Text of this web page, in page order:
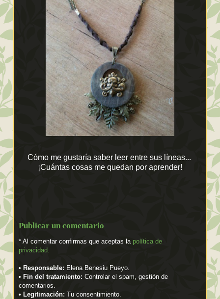
Cómo me gustaría saber leer entre sus líneas...
¡Cuántas cosas me quedan por aprender!
Publicar un comentario
* Al comentar confirmas que aceptas la política de
privacidad.
• Responsable: Elena Benesiu Pueyo.
• Fin del tratamiento: Controlar el spam, gestión de
comentarios.
• Legitimación: Tu consentimiento.